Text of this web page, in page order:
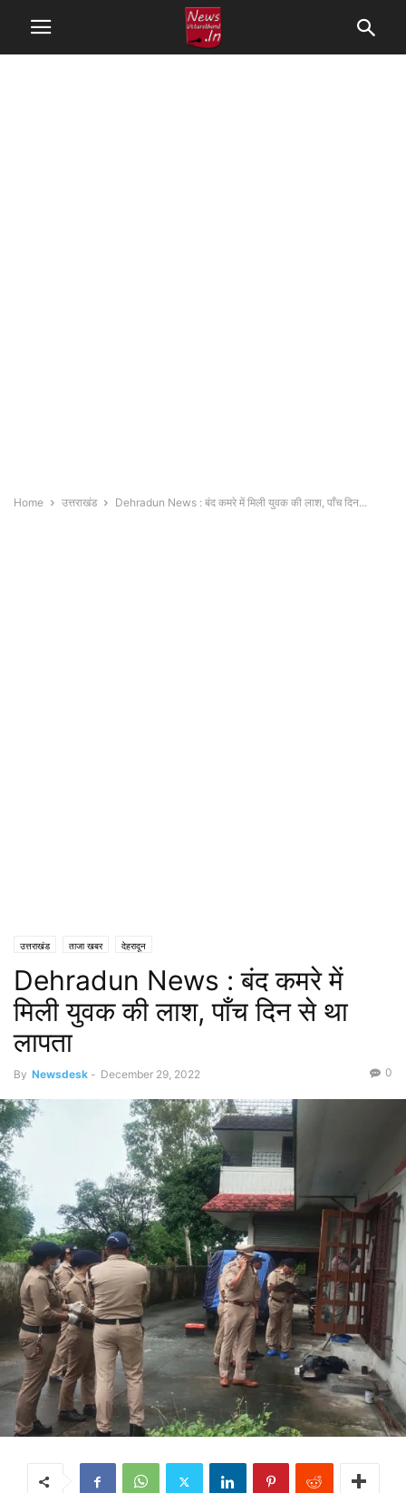
Home उत्तराखंड Dehradun News : बंद कमरे में मिली युवक की लाश, पाँच दिन...
उत्तराखंड ताजा खबर देहरादून
Dehradun News : बंद कमरे में
मिली युवक की लाश, पाँच दिन से था
लापता
By Newsdesk - December 29, 2022 0